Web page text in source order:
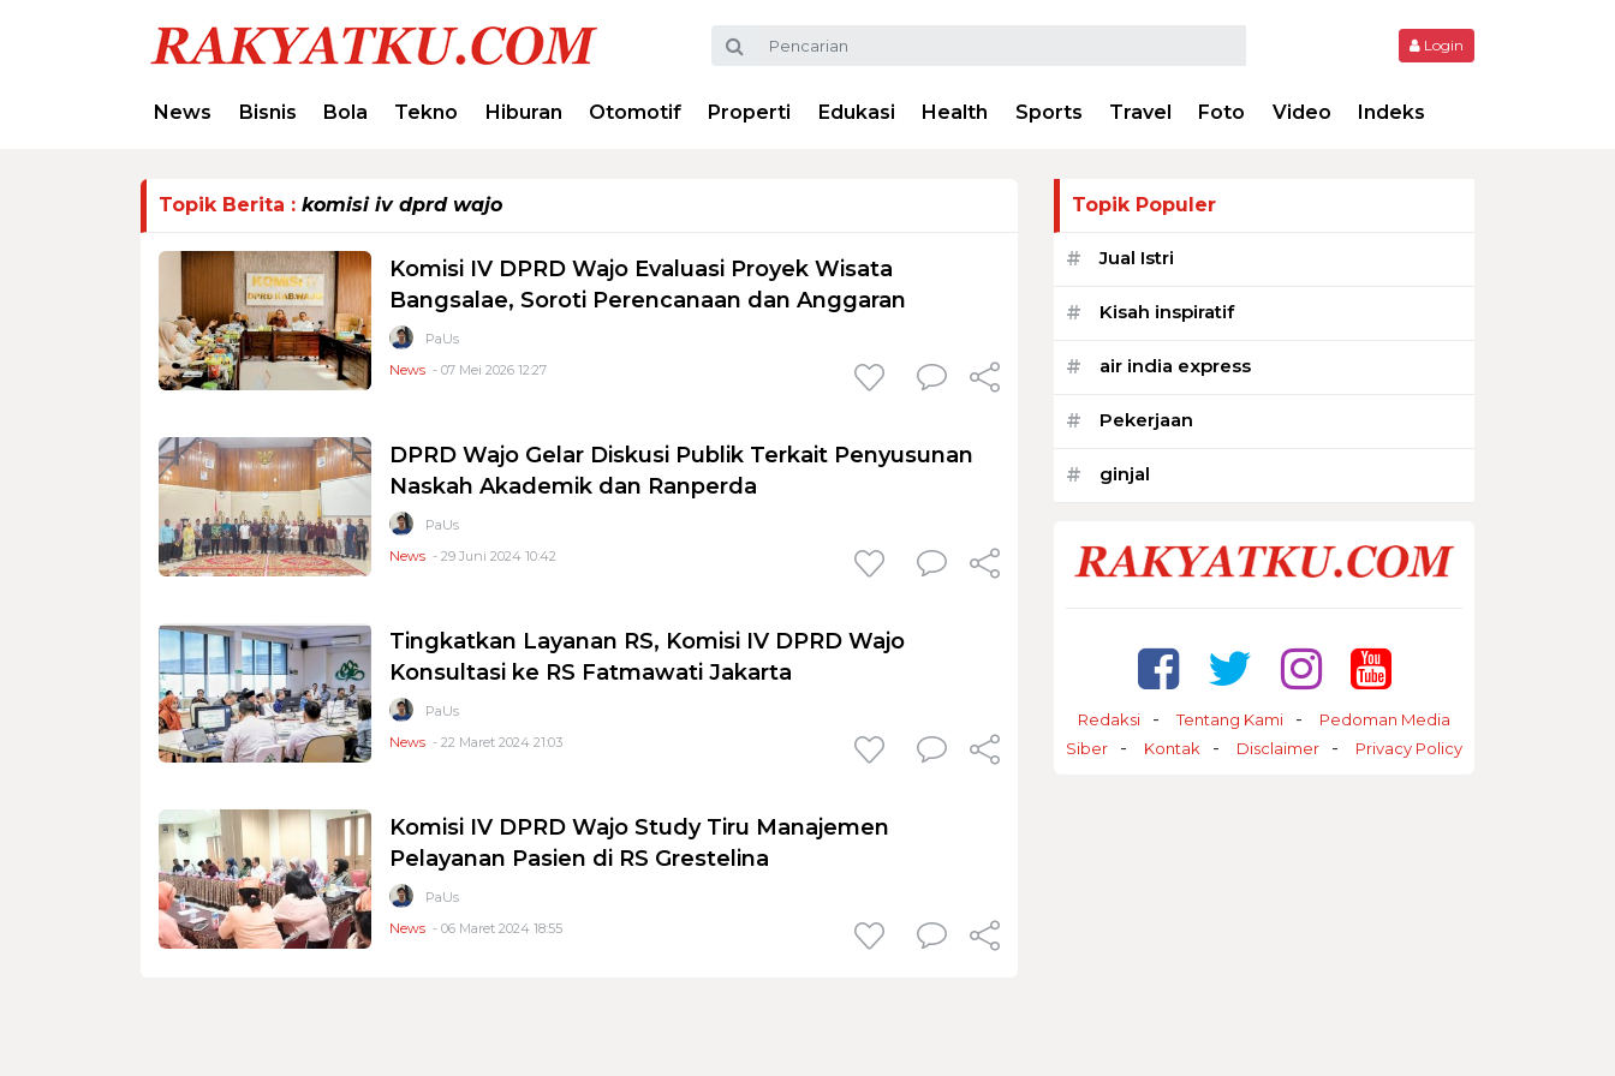
Login
News Bisnis Bola Tekno Hiburan Otomotif Properti Edukasi Health Sports Travel Foto Video Indeks
Topik Berita : komisi iv dprd wajo
Komisi IV DPRD Wajo Evaluasi Proyek Wisata
Bangsalae, Soroti Perencanaan dan Anggaran
PaUs
News - 07 Mei 2026 12:27
DPRD Wajo Gelar Diskusi Publik Terkait Penyusunan
Naskah Akademik dan Ranperda
PaUs
News - 29 Juni 2024 10:42
Tingkatkan Layanan RS, Komisi IV DPRD Wajo
Konsultasi ke RS Fatmawati Jakarta
PaUs
News - 22 Maret 2024 21:03
Komisi IV DPRD Wajo Study Tiru Manajemen
Pelayanan Pasien di RS Grestelina
PaUs
News - 06 Maret 2024 18:55
Topik Populer
# Jual Istri
# Kisah inspiratif
# air india express
# Pekerjaan
# ginjal
Redaksi Tentang Kami
Pedoman Media
Siber
Kontak Disclaimer Privacy Policy